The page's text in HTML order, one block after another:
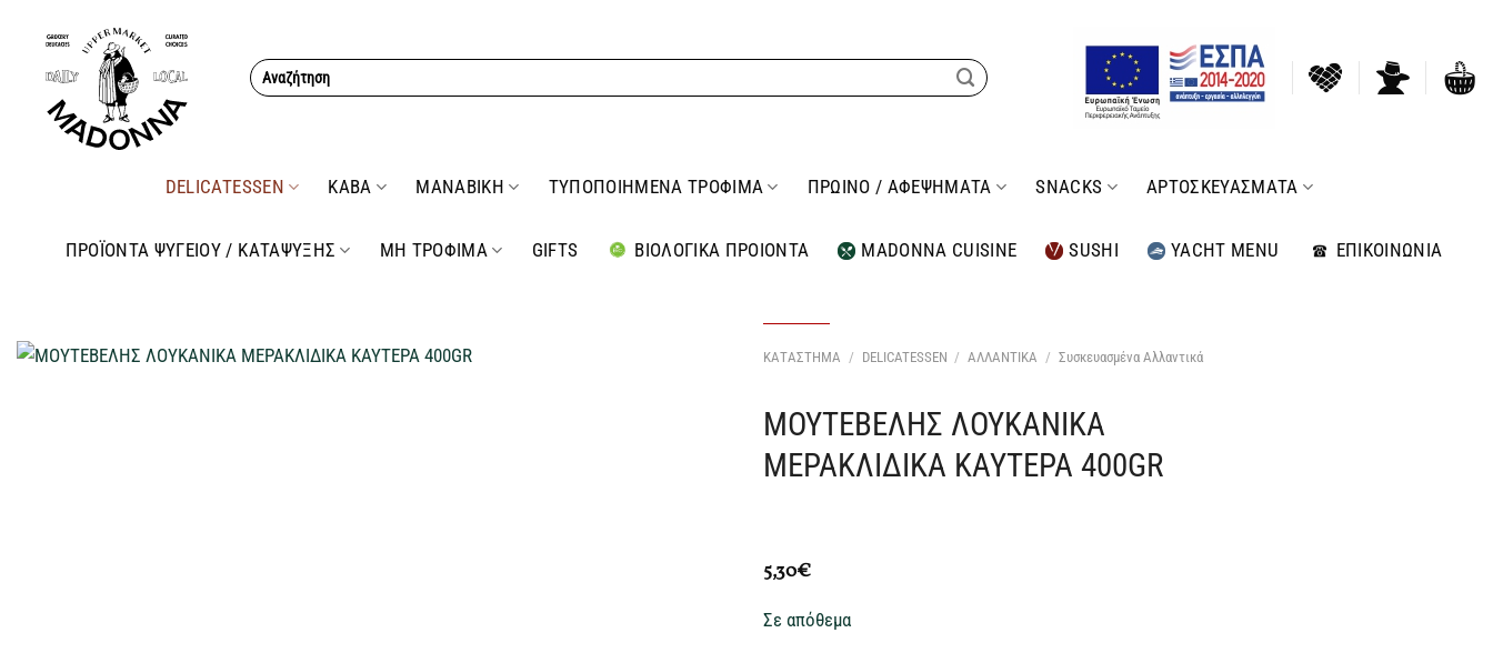
περιεχόμενο
Αναζήτηση
για:
DELICATESSEN ΚΑΒΑ ΜΑΝΑΒΙΚΗ ΤΥΠΟΠΟΙΗΜΕΝΑ ΤΡΟΦΙΜΑ ΠΡΩΙΝΟ / ΑΦΕΨΗΜΑΤΑ SNACKS ΑΡΤΟΣΚΕΥΑΣΜΑΤΑ
ΠΡΟΪΟΝΤΑ ΨΥΓΕΙΟΥ / ΚΑΤΑΨΥΞΗΣ ΜΗ ΤΡΟΦΙΜΑ GIFTS ΒΙΟΛΟΓΙΚΑ ΠΡΟΙΟΝΤΑ MADONNA CUISINE SUSHI YACHT MENU ΕΠΙΚΟΙΝΩΝΙΑ
ΚΑΤΑΣΤΗΜΑ / DELICATESSEN / ΑΛΛΑΝΤΙΚΑ / Συσκευασμένα Αλλαντικά
ΜΟΥΤΕΒΕΛΗΣ ΛΟΥΚΑΝΙΚΑ
ΜΕΡΑΚΛΙΔΙΚΑ ΚΑΥΤΕΡΑ 400GR
5,30€
Σε απόθεμα